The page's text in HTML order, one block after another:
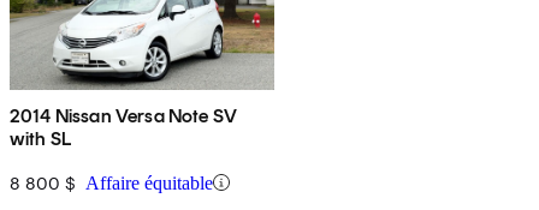
2014 Nissan Versa Note SV
with SL
8 800 $ Affaire équitable